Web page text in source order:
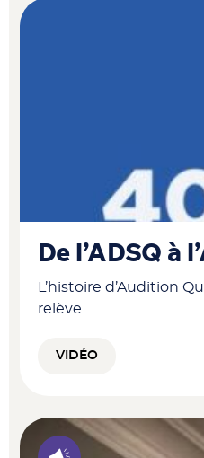
De l’ADSQ
L’histoire d’Audition
relève.
VIDÉO